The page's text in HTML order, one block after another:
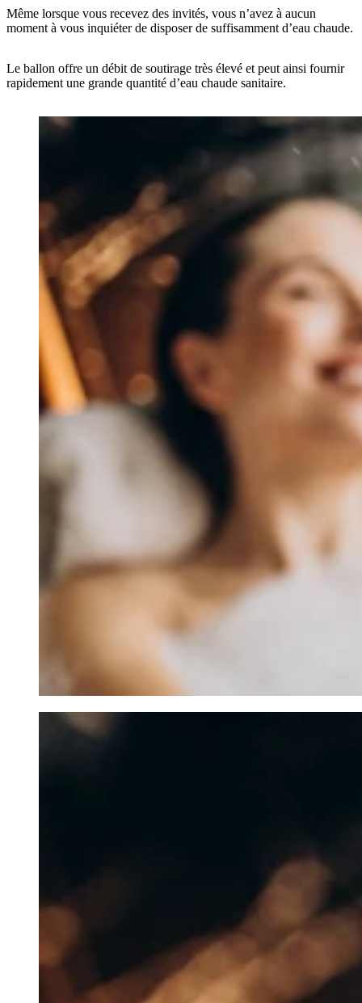
Même lorsque vous recevez des invités, vous n’avez à aucun
moment à vous inquiéter de disposer de suffisamment d’eau chaude.
Le ballon offre un débit de soutirage très élevé et peut ainsi fournir
rapidement une grande quantité d’eau chaude sanitaire.